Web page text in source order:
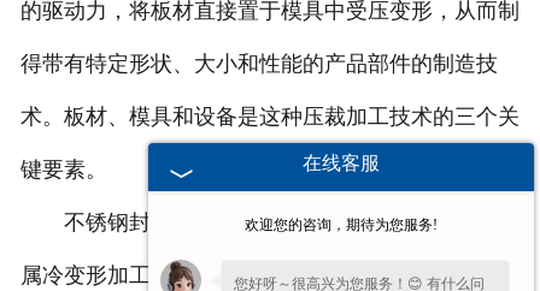
的驱动力，将板材直接置于模具中受压变形，从而制
得带有特定形状、大小和性能的产品部件的制造技
术。板材、模具和设备是这种压裁加工技术的三个关
键要素。
不锈钢封头的制造并不困难，它可以通过一种金
属冷变形加工方法即冷冲压或板料冲压来完成。因
在线客服
欢迎您的咨询，期待为您服务!
您好呀～很高兴为您服务！😊 有什么问